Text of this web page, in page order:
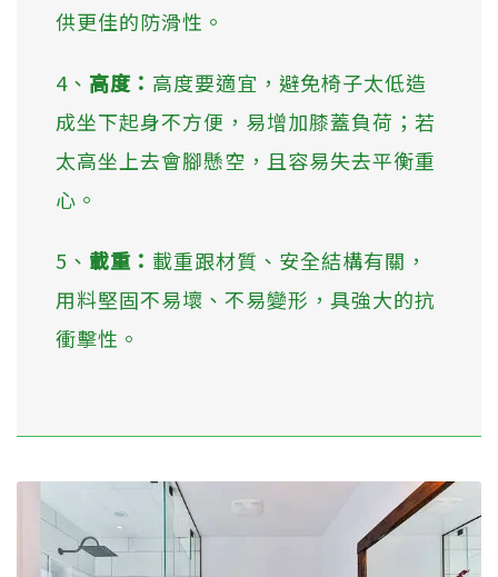
供更佳的防滑性。
4、 高度： 高度要適宜，避免椅子太低造
成坐下起身不方便，易增加膝蓋負荷；若
太高坐上去會腳懸空，且容易失去平衡重
心。
5、 載重： 載重跟材質、安全結構有關，
用料堅固不易壞、不易變形，具強大的抗
衝擊性。